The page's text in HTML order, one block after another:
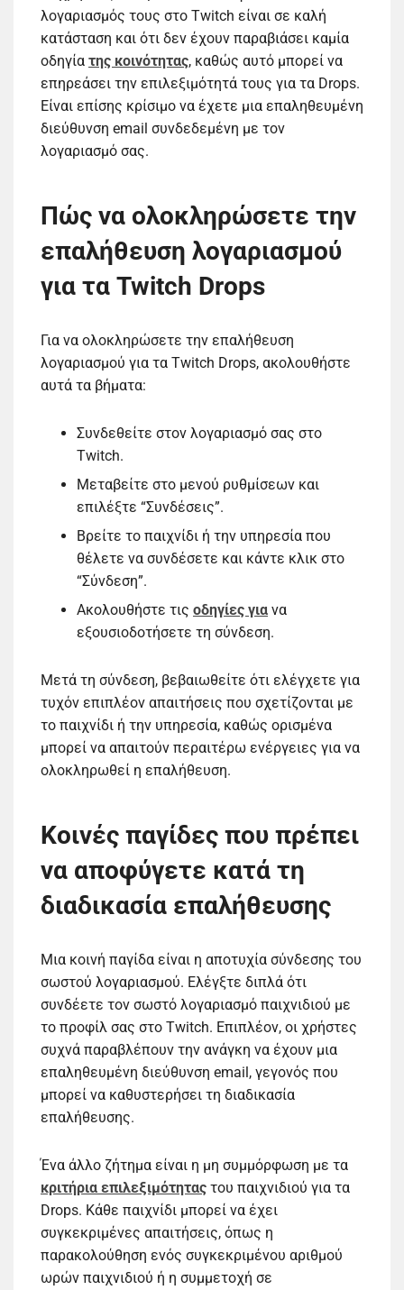
λογαριασμός τους στο Twitch είναι σε καλή
κατάσταση και ότι δεν έχουν παραβιάσει καμία
οδηγία της κοινότητας, καθώς αυτό μπορεί να
επηρεάσει την επιλεξιμότητά τους για τα Drops.
Είναι επίσης κρίσιμο να έχετε μια επαληθευμένη
διεύθυνση email συνδεδεμένη με τον
λογαριασμό σας.
Πώς να ολοκληρώσετε την
επαλήθευση λογαριασμού
για τα Twitch Drops
Για να ολοκληρώσετε την επαλήθευση
λογαριασμού για τα Twitch Drops, ακολουθήστε
αυτά τα βήματα:
Συνδεθείτε στον λογαριασμό σας στο
Twitch.
Μεταβείτε στο μενού ρυθμίσεων και
επιλέξτε “Συνδέσεις”.
Βρείτε το παιχνίδι ή την υπηρεσία που
θέλετε να συνδέσετε και κάντε κλικ στο
“Σύνδεση”.
Ακολουθήστε τις οδηγίες για να
εξουσιοδοτήσετε τη σύνδεση.
Μετά τη σύνδεση, βεβαιωθείτε ότι ελέγχετε για
τυχόν επιπλέον απαιτήσεις που σχετίζονται με
το παιχνίδι ή την υπηρεσία, καθώς ορισμένα
μπορεί να απαιτούν περαιτέρω ενέργειες για να
ολοκληρωθεί η επαλήθευση.
Κοινές παγίδες που πρέπει
να αποφύγετε κατά τη
διαδικασία επαλήθευσης
Μια κοινή παγίδα είναι η αποτυχία σύνδεσης του
σωστού λογαριασμού. Ελέγξτε διπλά ότι
συνδέετε τον σωστό λογαριασμό παιχνιδιού με
το προφίλ σας στο Twitch. Επιπλέον, οι χρήστες
συχνά παραβλέπουν την ανάγκη να έχουν μια
επαληθευμένη διεύθυνση email, γεγονός που
μπορεί να καθυστερήσει τη διαδικασία
επαλήθευσης.
Ένα άλλο ζήτημα είναι η μη συμμόρφωση με τα
κριτήρια επιλεξιμότητας του παιχνιδιού για τα
Drops. Κάθε παιχνίδι μπορεί να έχει
συγκεκριμένες απαιτήσεις, όπως η
παρακολούθηση ενός συγκεκριμένου αριθμού
ωρών παιχνιδιού ή η συμμετοχή σε